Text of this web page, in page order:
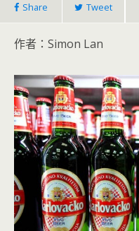
Share Tweet
作者：Simon Lan